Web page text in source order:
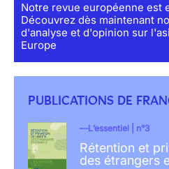
Notre revue européenne est
Découvrez dès maintenant
d'analyse et d'opinion sur
Europe
PUBLICATIONS DE
L’essentiel | n°3
Rétention et
des étrangers